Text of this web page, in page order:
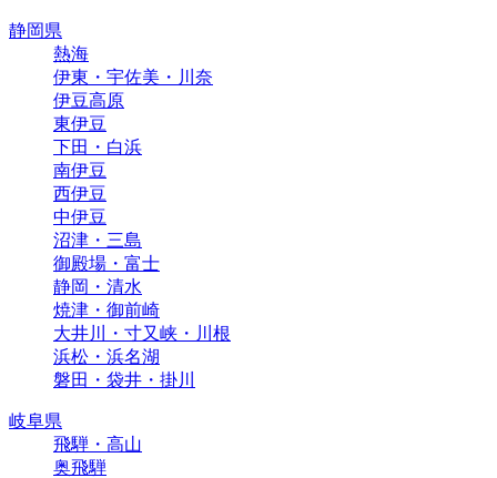
静岡県
熱海
伊東・宇佐美・川奈
伊豆高原
東伊豆
下田・白浜
南伊豆
西伊豆
中伊豆
沼津・三島
御殿場・富士
静岡・清水
焼津・御前崎
大井川・寸又峡・川根
浜松・浜名湖
磐田・袋井・掛川
岐阜県
飛騨・高山
奥飛騨